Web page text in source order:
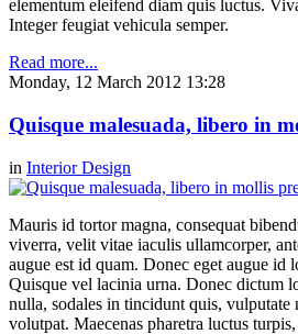
elementum eleifend diam quis luctus.
Integer feugiat vehicula semper.
Read more...
Monday, 12 March 2012 13:28
Quisque malesuada, libero in
in Interior Design
Mauris id tortor magna, consequat
viverra, velit vitae iaculis ullamcorper,
augue est id quam. Donec eget augue id
Quisque vel lacinia urna. Donec dictum
nulla, sodales in tincidunt quis, vulputate
volutpat. Maecenas pharetra luctus